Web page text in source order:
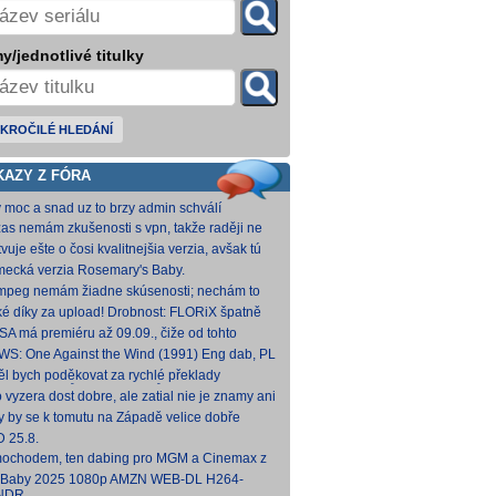
jednotlivé titulky
HLEDÁNÍ
Z FÓRA
moc a snad uz to brzy admin schválí
nemám zkušenosti s vpn, takže raději ne
v té verzi od FLORiX je slyšet FC-
ešte o čosi kvalitnejšia verzia, avšak tú
nepodarilo zohnať.
verzia Rosemary's Baby.
[1,74 GB] V príloh
nemám žiadne skúsenosti; nechám to
Môžeš opraviť a nahodiť na WS, ak
díky za upload! Drobnost: FLORiX špatně
audio kanály (nejspíš vzniklo
z DTS
má premiéru až 09.09., čiže od tohto
bude VoD za taký mesiac, možno dva.
One Against the Wind (1991) Eng dab, PL
Polské titulky, ale kvalita obrazu je slabší.
bych poděkovat za rychlé překlady
titulů, patří Vám můj dík. O to více mne
,že
vyzera dost dobre, ale zatial nie je znamy ani
vydania na VOD.
by se k tomutu na Západě velice dobře
televiznímu snímku dohledat nějaké
25.8.
ten dabing pro MGM a Cinemax z
je fakt bizarní. Zdá se, že když si
P
2025 1080p AMZN WEB-DL H264-